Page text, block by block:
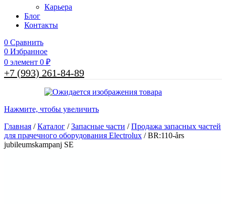
Карьера
Блог
Контакты
0 Сравнить
0 Избранное
0 элемент 0 ₽
+7 (993) 261-84-89
Нажмите, чтобы увеличить
Главная /Каталог /Запасные части /Продажа запасных частей
для прачечного оборудования Electrolux /BR:110-års
jubileumskampanj SE